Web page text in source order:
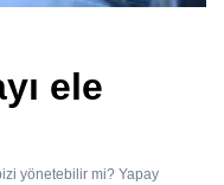
ele
yönetebilir mi? Yapay